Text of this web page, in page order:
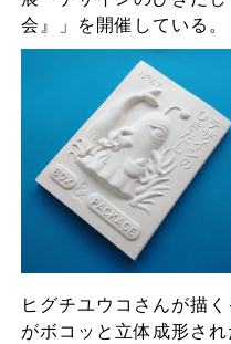
会』」を開催している。
ヒグチユウコさんが描
がボコッと立体成形さ